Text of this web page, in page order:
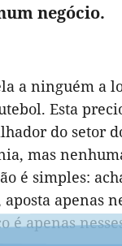
negócio.
a ninguém a
Esta
do setor
mas
é simples:
apenas
apenas